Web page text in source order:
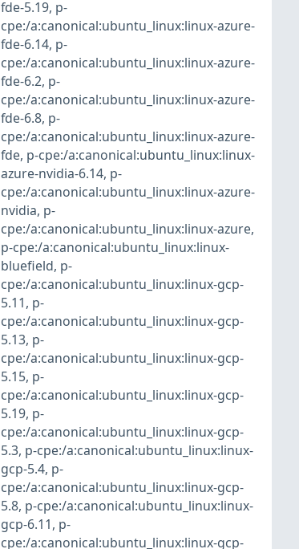
fde-5.19, p-
cpe:/a:canonical:ubuntu_linux:linux-azure-
fde-6.14, p-
cpe:/a:canonical:ubuntu_linux:linux-azure-
fde-6.2, p-
cpe:/a:canonical:ubuntu_linux:linux-azure-
fde-6.8, p-
cpe:/a:canonical:ubuntu_linux:linux-azure-
fde, p-cpe:/a:canonical:ubuntu_linux:linux-
azure-nvidia-6.14, p-
cpe:/a:canonical:ubuntu_linux:linux-azure-
nvidia, p-
cpe:/a:canonical:ubuntu_linux:linux-azure,
p-cpe:/a:canonical:ubuntu_linux:linux-
bluefield, p-
cpe:/a:canonical:ubuntu_linux:linux-gcp-
5.11, p-
cpe:/a:canonical:ubuntu_linux:linux-gcp-
5.13, p-
cpe:/a:canonical:ubuntu_linux:linux-gcp-
5.15, p-
cpe:/a:canonical:ubuntu_linux:linux-gcp-
5.19, p-
cpe:/a:canonical:ubuntu_linux:linux-gcp-
5.3, p-cpe:/a:canonical:ubuntu_linux:linux-
gcp-5.4, p-
cpe:/a:canonical:ubuntu_linux:linux-gcp-
5.8, p-cpe:/a:canonical:ubuntu_linux:linux-
gcp-6.11, p-
cpe:/a:canonical:ubuntu_linux:linux-gcp-